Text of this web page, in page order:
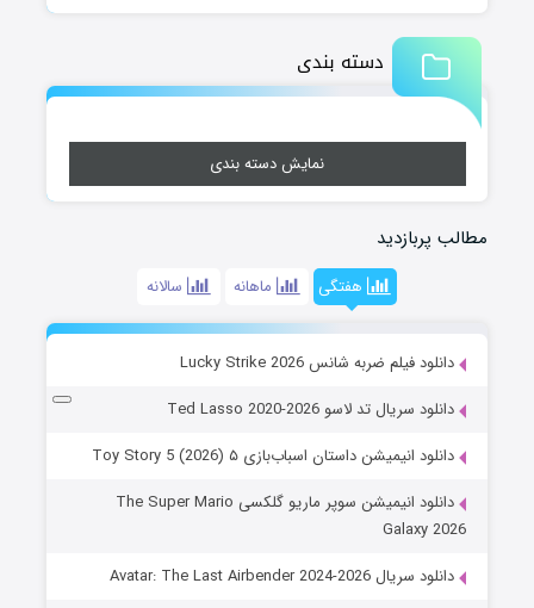
دسته بندی
نمایش دسته بندی
مطالب پربازدید
هفتگی ماهانه سالانه
دانلود فیلم ضربه شانس Lucky Strike 2026
دانلود سریال تد لاسو Ted Lasso 2020-2026
دانلود انیمیشن داستان اسباب‌بازی ۵ Toy Story 5 (2026)
دانلود انیمیشن سوپر ماریو گلکسی The Super Mario
Galaxy 2026
دانلود سریال Avatar: The Last Airbender 2024-2026